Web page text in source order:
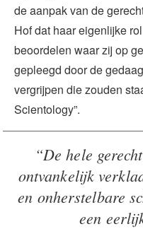
de aanpak van de
Hof dat haar eigenlijke
beoordelen waar zij op
gepleegd door de
vergrijpen die zouden
Scientology”.
“De hele
ontvankelijk
en onherstelbare
een